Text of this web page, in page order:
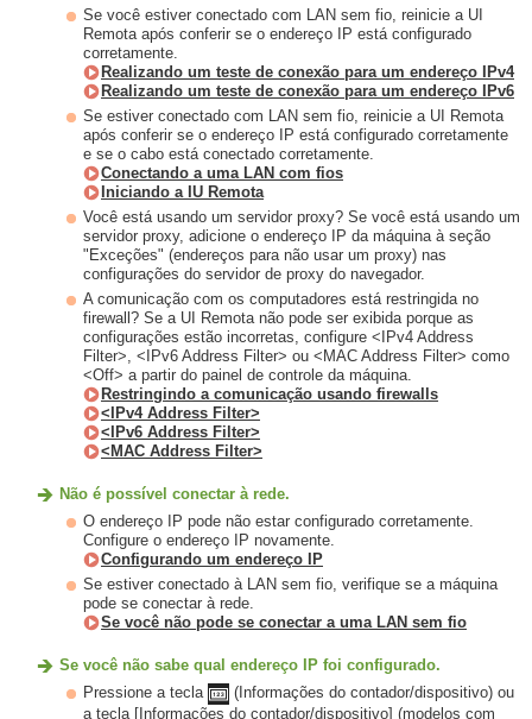
Se você estiver conectado com LAN sem fio, reinicie a UI
Remota após conferir se o endereço IP está configurado
corretamente.
Realizando um teste de conexão para um endereço IPv4
Realizando um teste de conexão para um endereço IPv6
Se estiver conectado com LAN sem fio, reinicie a UI Remota
após conferir se o endereço IP está configurado corretamente
e se o cabo está conectado corretamente.
Conectando a uma LAN com fios
Iniciando a IU Remota
Você está usando um servidor proxy? Se você está usando um
servidor proxy, adicione o endereço IP da máquina à seção
"Exceções" (endereços para não usar um proxy) nas
configurações do servidor de proxy do navegador.
A comunicação com os computadores está restringida no
firewall? Se a UI Remota não pode ser exibida porque as
configurações estão incorretas, configure <IPv4 Address
Filter>, <IPv6 Address Filter> ou <MAC Address Filter> como
<Off> a partir do painel de controle da máquina.
Restringindo a comunicação usando firewalls
<IPv4 Address Filter>
<IPv6 Address Filter>
<MAC Address Filter>
Não é possível conectar à rede.
O endereço IP pode não estar configurado corretamente.
Configure o endereço IP novamente.
Configurando um endereço IP
Se estiver conectado à LAN sem fio, verifique se a máquina
pode se conectar à rede.
Se você não pode se conectar a uma LAN sem fio
Se você não sabe qual endereço IP foi configurado.
Pressione a tecla
(Informações do contador/dispositivo) ou
a tecla [Informações do contador/dispositivo] (modelos com